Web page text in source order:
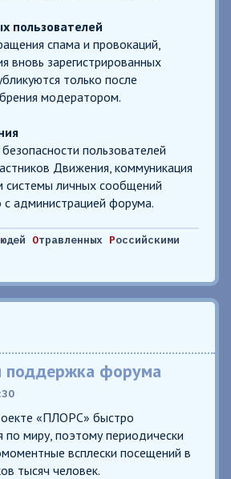
пользователей
спама и провокаций,
вновь зарегистрированных
только после
модератором.
пользователей
Движения, коммуникация
системы личных сообщений
администрацией форума.
юдей Отравленных Российскими
поддержка форума
«ПЛОРС» быстро
по миру, поэтому периодически
всплески посещений в
тысяч человек.